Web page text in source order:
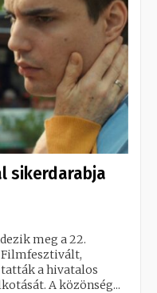
sikerdarabja
meg a 22.
a hivatalos
A közönség...